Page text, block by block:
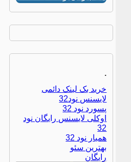
.
خرید بک لینک دائمی
لایسنس نود32
پسورد نود 32
اوکلی لایسنس رایگان نود
32
همیار نود 32
بهترین سئو
رایگان